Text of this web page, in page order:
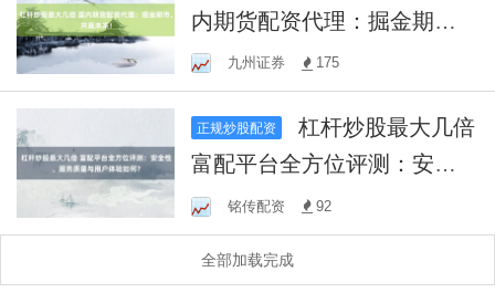
内期货配资代理：掘金期
市，共赢未来！
九州证券 175
正规炒股配资
杠杆炒股最大几倍
富配平台全方位评测：安全
性、服务质量与用户体验如
何？
铭传配资 92
全部加载完成